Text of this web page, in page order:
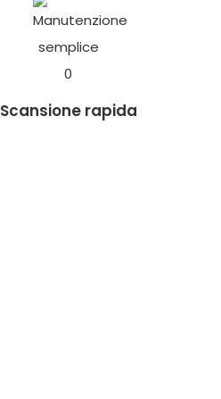
Scansione rapida